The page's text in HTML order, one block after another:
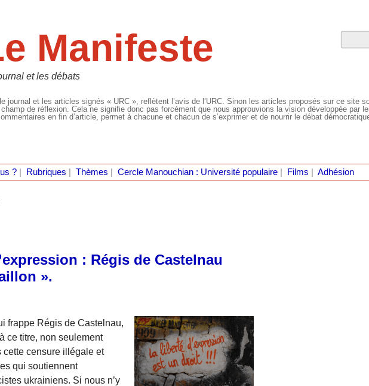
Manifeste
et les débats
journal et les articles signés « URC », reflètent l’avis de l’URC. Sinon les articles proposés sur ce site
champ de réflexion. Cela ne signifie donc pas forcément que nous approuvions la vision développée par
en fin d’article, permet à chacune et chacun de s’exprimer et de nourrir le débat
?| Rubriques Thèmes Cercle Manouchian : Université populaire| Films Adhésion
: Régis de Castelnau
».
frappe Régis de Castelnau,
ce titre, non seulement
censure illégale et
qui soutiennent
ukrainiens. Si nous n’y